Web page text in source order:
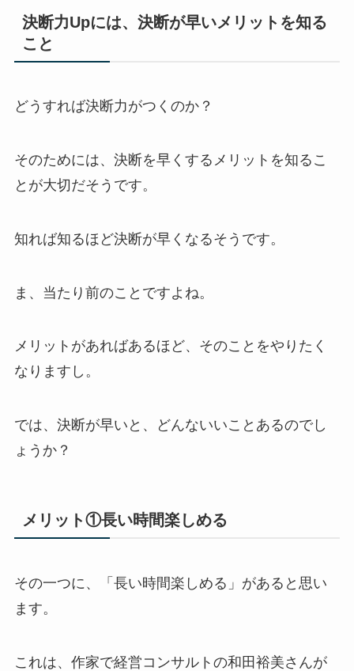
決断力Upには、決断が早いメリットを知る
こと
どうすれば決断力がつくのか？
そのためには、決断を早くするメリットを知るこ
とが大切だそうです。
知れば知るほど決断が早くなるそうです。
ま、当たり前のことですよね。
メリットがあればあるほど、そのことをやりたく
なりますし。
では、決断が早いと、どんないいことあるのでし
ょうか？
メリット①長い時間楽しめる
その一つに、「長い時間楽しめる」があると思い
ます。
これは、作家で経営コンサルトの和田裕美さんが